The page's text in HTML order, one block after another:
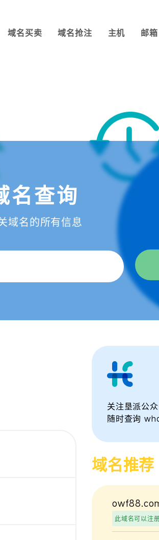
域名买卖 域名抢注 主机 邮箱
名查询
域名的所有信息
关注垦派公
随时查询
域名推荐
此域名可以注